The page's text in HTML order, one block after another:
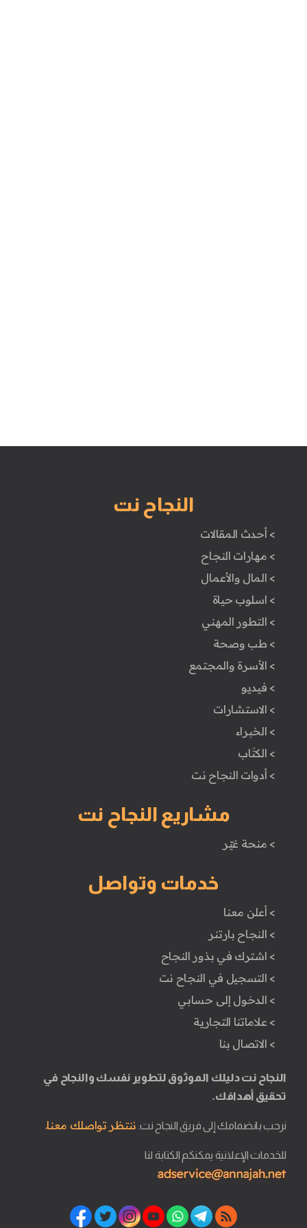
النجاح نت
> أحدث المقالات
> مهارات النجاح
> المال والأعمال
> اسلوب حياة
> التطور المهني
> طب وصحة
> الأسرة والمجتمع
> فيديو
> الاستشارات
> الخبراء
> الكتَاب
> أدوات النجاح نت
مشاريع النجاح نت
> منحة غيّر
خدمات وتواصل
> أعلن معنا
> النجاح بارتنر
> اشترك في بذور النجاح
> التسجيل في النجاح نت
> الدخول إلى حسابي
> علاماتنا التجارية
> الاتصال بنا
النجاح نت دليلك الموثوق لتطوير نفسك والنجاح في
تحقيق أهدافك.
نرحب بانضمامك إلى فريق النجاح نت. ننتظر تواصلك معنا.
للخدمات الإعلانية يمكنكم الكتابة لنا